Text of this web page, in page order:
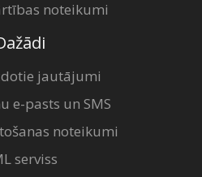
noteikumi
jautājumi
e-pasts un SMS
noteikumi
serviss